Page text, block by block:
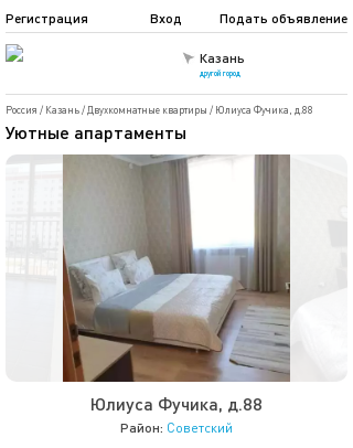
Казань
другой город
Подать объявление
Регистрация Вход
Россия / Казань/ Двухкомнатные квартиры / Юлиуса Фучика, д.88
Уютные апартаменты
Юлиуса Фучика, д.88
Район: Советский